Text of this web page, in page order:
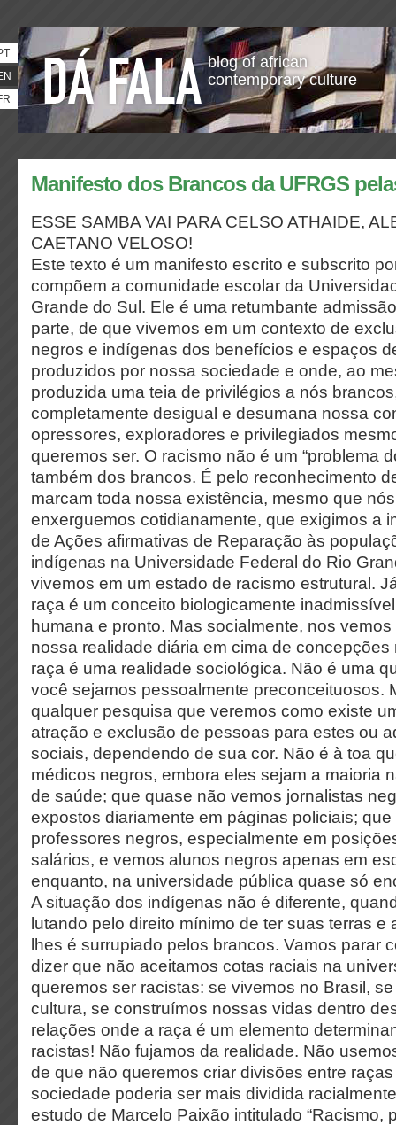
blog of african
contemporary culture
Manifesto dos Brancos da UFRGS
ESSE SAMBA VAI PARA CELSO ATHAIDE,
CAETANO VELOSO!
Este texto é um manifesto escrito e subscrito
compõem a comunidade escolar da
Grande do Sul. Ele é uma retumbante
parte, de que vivemos em um contexto de
negros e indígenas dos benefícios e espaços
produzidos por nossa sociedade e onde, ao
produzida uma teia de privilégios a nós
completamente desigual e desumana nossa
opressores, exploradores e privilegiados
queremos ser. O racismo não é um “problema
também dos brancos. É pelo reconhecimento
marcam toda nossa existência, mesmo que
enxerguemos cotidianamente, que exigimos a
de Ações afirmativas de Reparação às
indígenas na Universidade Federal do Rio
vivemos em um estado de racismo estrutural.
raça é um conceito biologicamente
humana e pronto. Mas socialmente, nos
nossa realidade diária em cima de concepções
raça é uma realidade sociológica. Não é uma
você sejamos pessoalmente preconceituosos.
qualquer pesquisa que veremos como existe
atração e exclusão de pessoas para estes ou
sociais, dependendo de sua cor. Não é à toa
médicos negros, embora eles sejam a maioria
de saúde; que quase não vemos jornalistas
expostos diariamente em páginas policiais;
professores negros, especialmente em
salários, e vemos alunos negros apenas em
enquanto, na universidade pública quase só
A situação dos indígenas não é diferente,
lutando pelo direito mínimo de ter suas terras e
lhes é surrupiado pelos brancos. Vamos parar
dizer que não aceitamos cotas raciais na
queremos ser racistas: se vivemos no Brasil,
cultura, se construímos nossas vidas dentro
relações onde a raça é um elemento
racistas! Não fujamos da realidade. Não
de que não queremos criar divisões entre
sociedade poderia ser mais dividida
estudo de Marcelo Paixão intitulado “Racismo,